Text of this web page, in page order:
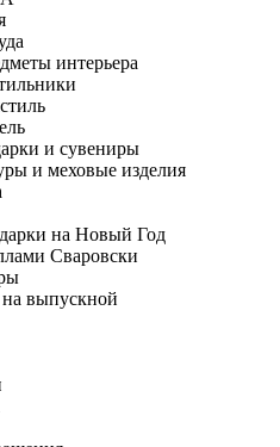
интерьера
и сувениры
и меховые изделия
на Новый Год
Сваровски
выпускной